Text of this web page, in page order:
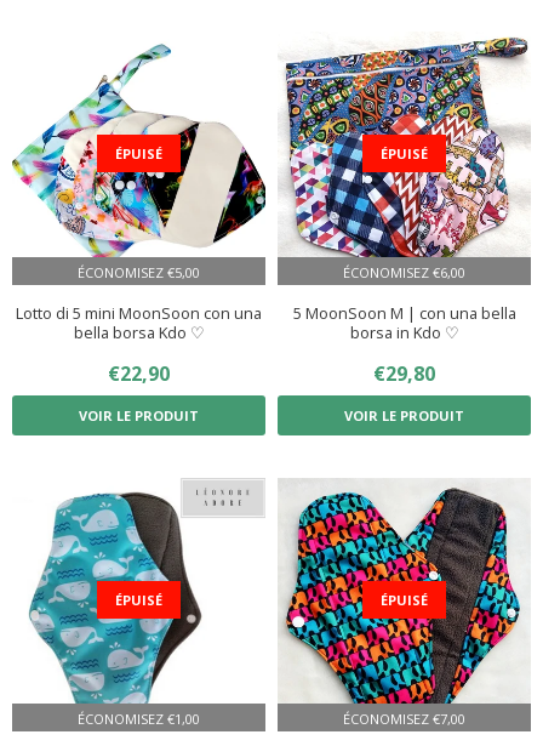
ÉPUISÉ
ÉCONOMISEZ €5,00
Lotto di 5 mini MoonSoon con una
bella borsa Kdo ♡
PRIX
RÉDUIT
€22,90
VOIR LE PRODUIT
ÉPUISÉ
ÉCONOMISEZ €6,00
5 MoonSoon M | con una bella
borsa in Kdo ♡
PRIX
RÉDUIT
€29,80
VOIR LE PRODUIT
ÉPUISÉ
ÉCONOMISEZ €1,00
ÉPUISÉ
ÉCONOMISEZ €7,00